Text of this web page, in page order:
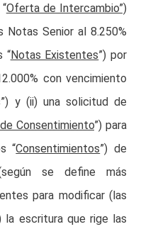
Oferta de Intercambio”)
Notas Senior al 8.250%
“Notas Existentes”) por
con vencimiento
y (ii) una solicitud de
Consentimiento”) para
“Consentimientos”) de
se define más
para modificar (las
la escritura que rige las